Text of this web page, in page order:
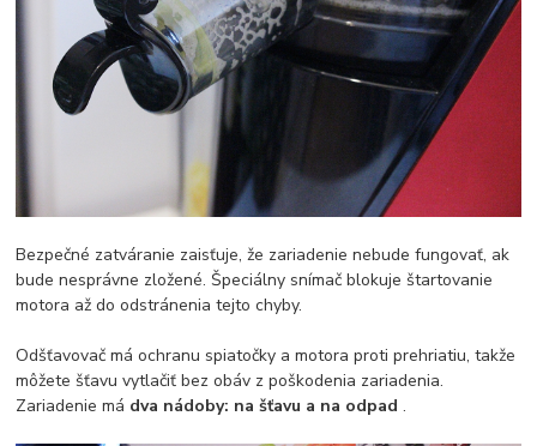
Bezpečné zatváranie zaisťuje, že zariadenie nebude fungovať, ak
bude nesprávne zložené. Špeciálny snímač blokuje štartovanie
motora až do odstránenia tejto chyby.
Odšťavovač má ochranu spiatočky a motora proti prehriatiu, takže
môžete šťavu vytlačiť bez obáv z poškodenia zariadenia.
Zariadenie má dva nádoby: na šťavu a na odpad.